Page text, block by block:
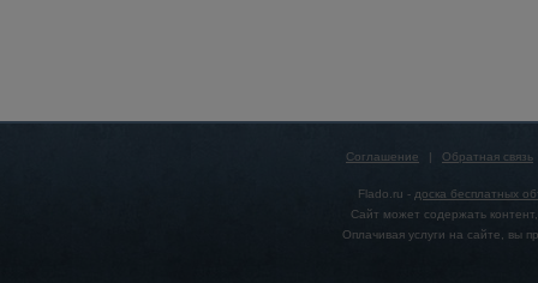
Соглашение | Обратная связь
Flado.ru - доска бесплатных
Сайт может содержать
Оплачивая услуги на сайте, вы